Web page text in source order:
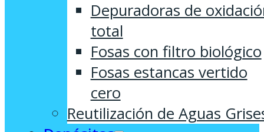
Depuradoras de
total
Fosas con filtro biológico
Fosas estancas vertido
cero
Reutilización de Aguas